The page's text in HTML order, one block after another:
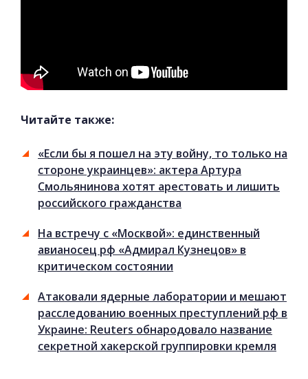
Читайте также:
«Если бы я пошел на эту войну, то только на
стороне украинцев»: актера Артура
Смольянинова хотят арестовать и лишить
российского гражданства
На встречу с «Москвой»: единственный
авианосец рф «Адмирал Кузнецов» в
критическом состоянии
Атаковали ядерные лаборатории и мешают
расследованию военных преступлений рф в
Украине: Reuters обнародовало название
секретной хакерской группировки кремля